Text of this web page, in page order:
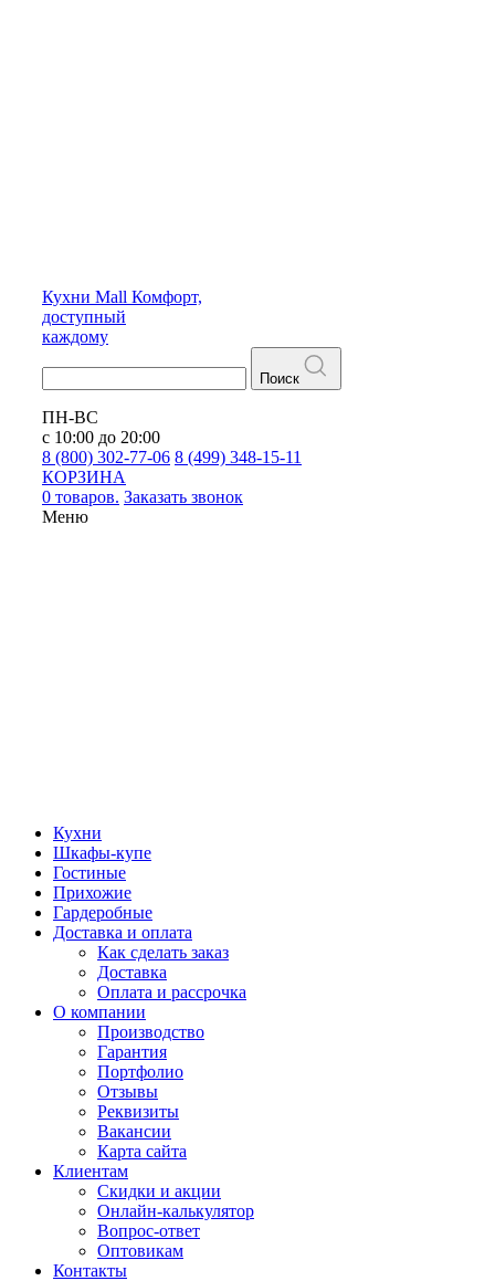
Кухни Mall Комфорт,
доступный
каждому
Поиск
ПН-ВС
с 10:00 до 20:00
8 (800) 302-77-06 8 (499) 348-15-11
КОРЗИНА
0 товаров. Заказать звонок
Меню
Кухни
Шкафы-купе
Гостиные
Прихожие
Гардеробные
Доставка и оплата
Как сделать заказ
Доставка
Оплата и рассрочка
О компании
Производство
Гарантия
Портфолио
Отзывы
Реквизиты
Вакансии
Карта сайта
Клиентам
Скидки и акции
Онлайн-калькулятор
Вопрос-ответ
Оптовикам
Контакты